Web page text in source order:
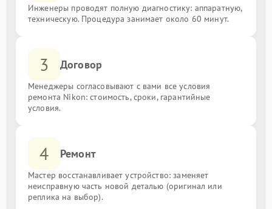
Инженеры проводят полную диагностику: аппаратную,
техническую. Процедура занимает около 60 минут.
3 Договор
Менеджеры согласовывают с вами все условия
ремонта Nikon: стоимость, сроки, гарантийные
условия.
4 Ремонт
Мастер восстанавливает устройство: заменяет
неисправную часть новой деталью (оригинал или
реплика на выбор).